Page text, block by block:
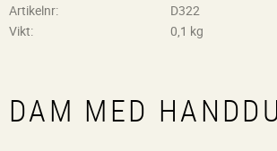
Artikelnr
D322
Vikt
0,1 kg
DAM MED